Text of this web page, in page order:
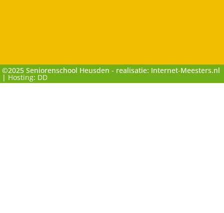
©2025 Seniorenschool Heusden - realisatie: Internet-Meesters.nl
| Hosting: DD